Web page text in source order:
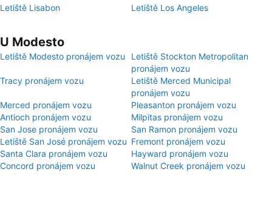
Letiště Lisabon
Letiště Los Angeles
U Modesto
Letiště Modesto pronájem vozu
Letiště Stockton Metropolitan
pronájem vozu
Tracy pronájem vozu
Letiště Merced Municipal
pronájem vozu
Merced pronájem vozu
Pleasanton pronájem vozu
Antioch pronájem vozu
Milpitas pronájem vozu
San Jose pronájem vozu
San Ramon pronájem vozu
Letiště San José pronájem vozu Fremont pronájem vozu
Santa Clara pronájem vozu
Hayward pronájem vozu
Concord pronájem vozu
Walnut Creek pronájem vozu